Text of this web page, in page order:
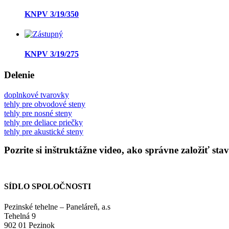
KNPV 3/19/350
KNPV 3/19/275
Delenie
doplnkové tvarovky
tehly pre obvodové steny
tehly pre nosné steny
tehly pre deliace priečky
tehly pre akustické steny
Pozrite si inštruktážne video, ako správne založiť
SÍDLO SPOLOČNOSTI
Pezinské tehelne – Paneláreň, a.s
Tehelná 9
902 01 Pezinok